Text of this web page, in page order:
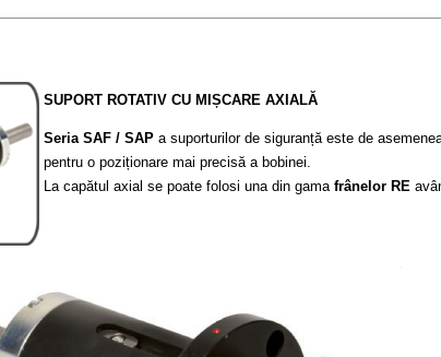
SUPORT ROTATIV CU MIȘCARE AXIALĂ
Seria SAF / SAP a suporturilor de siguranță este de
pentru o poziționare mai precisă a bobinei.
La capătul axial se poate folosi una din gama frânelor RE